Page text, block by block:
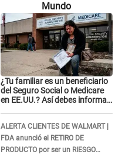
corazón está roto..."
Mundo
¿Tu familiar es un beneficiario
del Seguro Social o Medicare
en EE.UU.? Así debes informar
ALERTA CLIENTES DE WALMART |
FDA anunció el RETIRO DE
PRODUCTO por ser un RIESGO